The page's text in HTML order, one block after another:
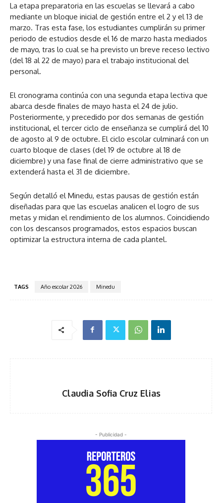
La etapa preparatoria en las escuelas se llevará a cabo
mediante un bloque inicial de gestión entre el 2 y el 13 de
marzo. Tras esta fase, los estudiantes cumplirán su primer
periodo de estudios desde el 16 de marzo hasta mediados
de mayo, tras lo cual se ha previsto un breve receso lectivo
(del 18 al 22 de mayo) para el trabajo institucional del
personal.
El cronograma continúa con una segunda etapa lectiva que
abarca desde finales de mayo hasta el 24 de julio.
Posteriormente, y precedido por dos semanas de gestión
institucional, el tercer ciclo de enseñanza se cumplirá del 10
de agosto al 9 de octubre. El ciclo escolar culminará con un
cuarto bloque de clases (del 19 de octubre al 18 de
diciembre) y una fase final de cierre administrativo que se
extenderá hasta el 31 de diciembre.
Según detalló el Minedu, estas pausas de gestión están
diseñadas para que las escuelas analicen el logro de sus
metas y midan el rendimiento de los alumnos. Coincidiendo
con los descansos programados, estos espacios buscan
optimizar la estructura interna de cada plantel.
TAGS Año escolar 2026 Minedu
Claudia Sofia Cruz Elias
- Publicidad -